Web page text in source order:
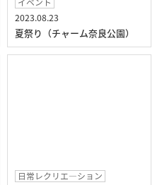
2023.08.23
夏祭り（チャーム奈良公園）
日常レクリエ―ション